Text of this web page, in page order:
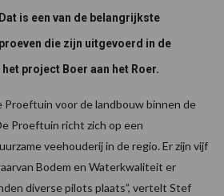
is een van de belangrijkste
die zijn uitgevoerd in de
project Boer aan het Roer.
Proeftuin voor de landbouw binnen de
Proeftuin richt zich op een
veehouderij in de regio. Er zijn vijf
Bodem en Waterkwaliteit er
diverse pilots plaats”, vertelt Stef